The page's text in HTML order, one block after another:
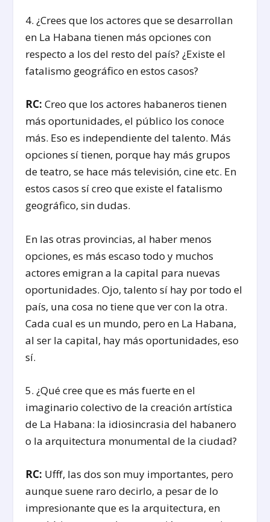
4. ¿Crees que los actores que se desarrollan
en La Habana tienen más opciones con
respecto a los del resto del país? ¿Existe el
fatalismo geográfico en estos casos?
RC: Creo que los actores habaneros tienen
más oportunidades, el público los conoce
más. Eso es independiente del talento. Más
opciones sí tienen, porque hay más grupos
de teatro, se hace más televisión, cine etc. En
estos casos sí creo que existe el fatalismo
geográfico, sin dudas.
En las otras provincias, al haber menos
opciones, es más escaso todo y muchos
actores emigran a la capital para nuevas
oportunidades. Ojo, talento sí hay por todo el
país, una cosa no tiene que ver con la otra.
Cada cual es un mundo, pero en La Habana,
al ser la capital, hay más oportunidades, eso
sí.
5. ¿Qué cree que es más fuerte en el
imaginario colectivo de la creación artística
de La Habana: la idiosincrasia del habanero
o la arquitectura monumental de la ciudad?
RC: Ufff, las dos son muy importantes, pero
aunque suene raro decirlo, a pesar de lo
impresionante que es la arquitectura, en